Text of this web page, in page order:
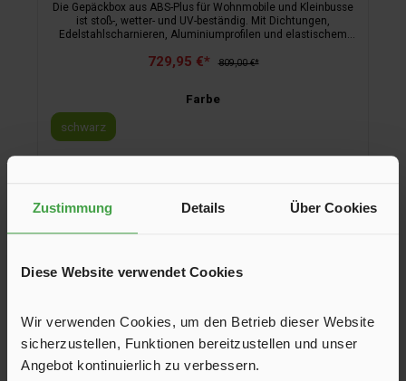
Zustimmung Details Über Cookies
Diese Website verwendet Cookies
Wir verwenden Cookies, um den Betrieb dieser Website
sicherzustellen, Funktionen bereitzustellen und unser
Angebot kontinuierlich zu verbessern.
Die Gepäckbox aus ABS-Plus für Wohnmobile und Kleinbusse
ist stoß-, wetter- und UV-beständig. Mit Dichtungen,
Edelstahlscharnieren, Aluminiumprofilen und elastischem
auf Carry-Bike-Fahrradträgern.
729,95 €* 809,00 €*
Farbe
schwarz